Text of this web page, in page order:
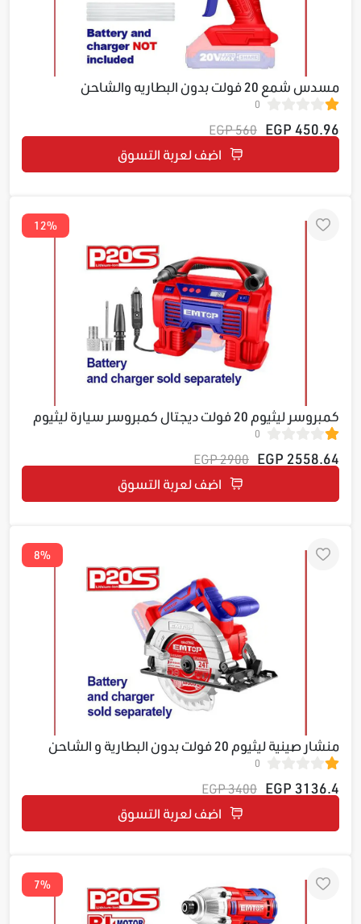
مسدس شمع 20 فولت بدون البطاريه والشاحن
ELGG2002
0
450.96 EGP
560 EGP
اضف لعربة التسوق
12%
كمبروسر ليثيوم 20 فولت ديجتال كمبروسر سيارة ليثيوم
20 فولت بدون البطارية الشاحن - يمكن توصيله ع الولاعة
ELAC2002
0
2558.64 EGP
2900 EGP
اضف لعربة التسوق
8%
منشار صينية ليثيوم 20 فولت بدون البطارية و الشاحن
ELCS201650
0
3136.4 EGP
3400 EGP
اضف لعربة التسوق
7%